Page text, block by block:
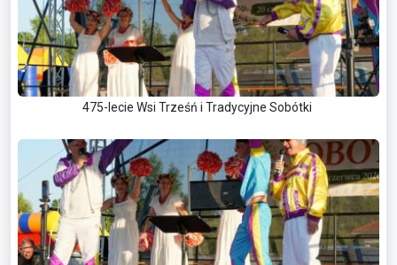
475-lecie Wsi Trześń i Tradycyjne Sobótki